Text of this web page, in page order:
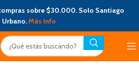
sobre $30.000. Solo Santiago
Urbano.Más Info